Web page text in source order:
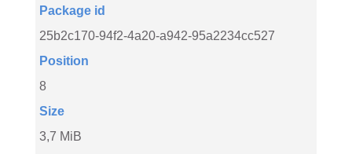
Package id
25b2c170-94f2-4a20-a942-95a2234cc527
Position
8
Size
3,7 MiB